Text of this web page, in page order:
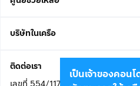
บริษัทในเครือ
ติดต่อเรา
เป็นเจ้าของคอนโ